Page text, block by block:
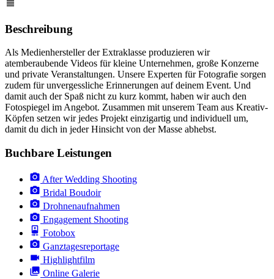
Beschreibung
Als Medienhersteller der Extraklasse produzieren wir
atemberaubende Videos für kleine Unternehmen, große Konzerne
und private Veranstaltungen. Unsere Experten für Fotografie sorgen
zudem für unvergessliche Erinnerungen auf deinem Event. Und
damit auch der Spaß nicht zu kurz kommt, haben wir auch den
Fotospiegel im Angebot. Zusammen mit unserem Team aus Kreativ-
Köpfen setzen wir jedes Projekt einzigartig und individuell um,
damit du dich in jeder Hinsicht von der Masse abhebst.
Buchbare Leistungen
After Wedding Shooting
Bridal Boudoir
Drohnenaufnahmen
Engagement Shooting
Fotobox
Ganztagesreportage
Highlightfilm
Online Galerie